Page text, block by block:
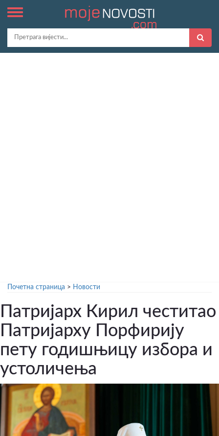
Почетна страница > Новости
Патријарх Кирил честитао
Патријарху Порфирију
пету годишњицу избора и
устоличења